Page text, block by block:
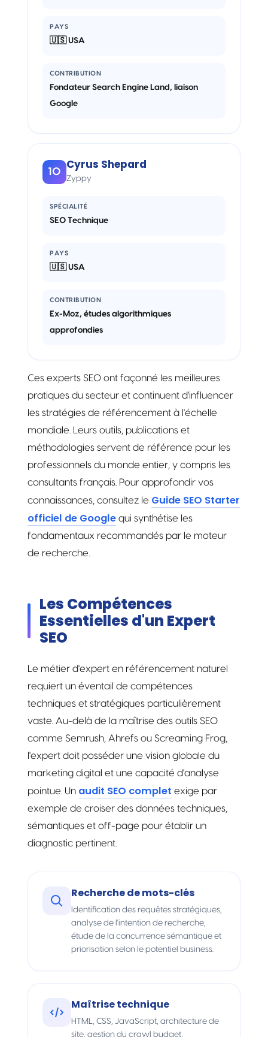
PAYS
🇺🇸 USA
CONTRIBUTION
Fondateur Search Engine Land, liaison
Google
10
Cyrus Shepard
Zyppy
SPÉCIALITÉ
SEO Technique
PAYS
🇺🇸 USA
CONTRIBUTION
Ex-Moz, études algorithmiques
approfondies
Ces experts SEO ont façonné les meilleures
pratiques du secteur et continuent d'influencer
les stratégies de référencement à l'échelle
mondiale. Leurs outils, publications et
méthodologies servent de référence pour les
professionnels du monde entier, y compris les
consultants français. Pour approfondir vos
connaissances, consultez le Guide SEO Starter
officiel de Google qui synthétise les
fondamentaux recommandés par le moteur
de recherche.
Les Compétences
Essentielles d'un Expert
SEO
Le métier d'expert en référencement naturel
requiert un éventail de compétences
techniques et stratégiques particulièrement
vaste. Au-delà de la maîtrise des outils SEO
comme Semrush, Ahrefs ou Screaming Frog,
l'expert doit posséder une vision globale du
marketing digital et une capacité d'analyse
pointue. Un audit SEO complet exige par
exemple de croiser des données techniques,
sémantiques et off-page pour établir un
diagnostic pertinent.
Recherche de mots-clés
Identification des requêtes stratégiques,
analyse de l'intention de recherche,
étude de la concurrence sémantique et
priorisation selon le potentiel business.
Maîtrise technique
HTML, CSS, JavaScript, architecture de
site, gestion du crawl budget,